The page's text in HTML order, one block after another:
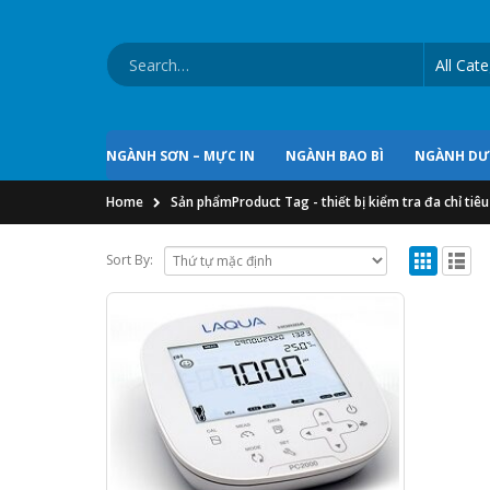
NGÀNH SƠN – MỰC IN NGÀNH BAO BÌ NGÀNH
Home Sản phẩmProduct Tag -thiết bị kiểm tra đa chỉ
Sort By: